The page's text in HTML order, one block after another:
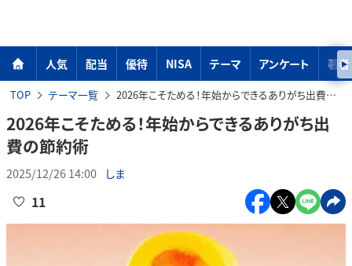
人気 配当 優待 NISA テーマ アンケート 著者
TOP テーマ一覧 2026年こそためる！年始からできるありがち出費の節約術
2026年こそためる！年始からできるありがち出
費の節約術
2025/12/26 14:00 しま
11